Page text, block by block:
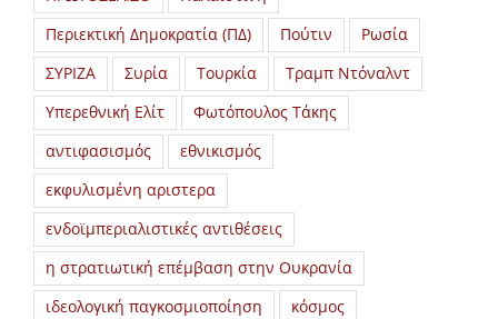
Περιεκτική Δημοκρατία (ΠΔ)
Πούτιν
Ρωσία
ΣΥΡΙΖΑ
Συρία Τουρκία
Τραμπ Ντόναλντ
Υπερεθνική Ελίτ
Φωτόπουλος Τάκης
αντιφασισμός
εθνικισμός
εκφυλισμένη αριστερα
ενδοϊμπεριαλιστικές αντιθέσεις
η στρατιωτική επέμβαση στην Ουκρανία
ιδεολογική παγκοσμιοποίηση
κόσμος